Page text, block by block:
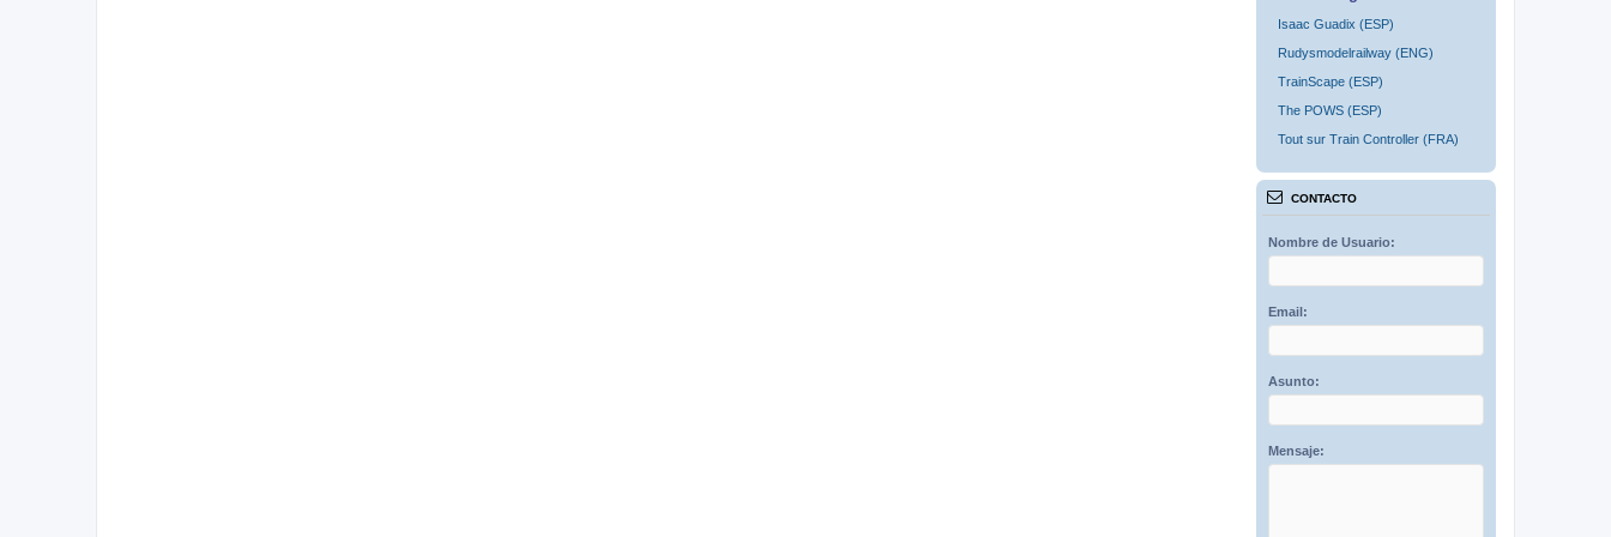
Isaac Guadix (ESP)
Rudysmodelrailway (ENG)
TrainScape (ESP)
The POWS (ESP)
Tout sur Train Controller (FRA)
CONTACTO
Nombre de Usuario:
Email:
Asunto:
Mensaje: